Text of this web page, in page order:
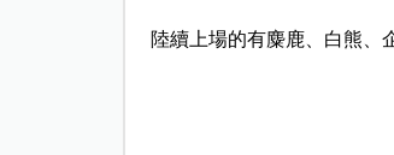
陸續上場的有麋鹿、白熊、